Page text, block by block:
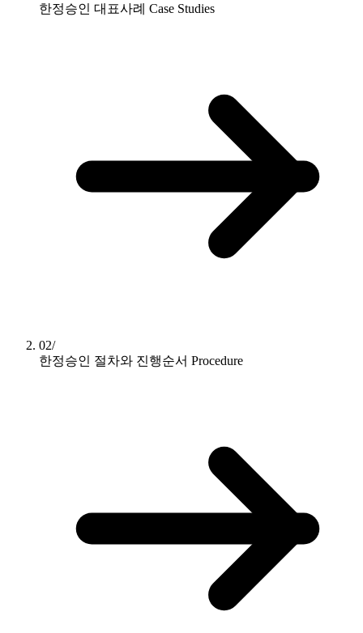
한정승인 대표사례 Case Studies
02/
한정승인 절차와 진행순서 Procedure